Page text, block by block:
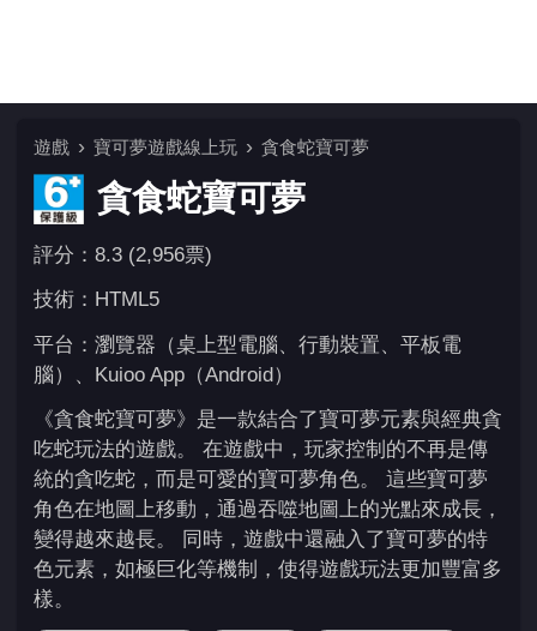
遊戲 寶可夢遊戲線上玩 貪食蛇寶可夢
貪食蛇寶可夢
評分：8.3 (2,956票)
技術：HTML5
平台：瀏覽器（桌上型電腦、行動裝置、平板電
腦）、Kuioo App（Android）
《貪食蛇寶可夢》是一款結合了寶可夢元素與經典貪
吃蛇玩法的遊戲。 在遊戲中，玩家控制的不再是傳
統的貪吃蛇，而是可愛的寶可夢角色。 這些寶可夢
角色在地圖上移動，通過吞噬地圖上的光點來成長，
變得越來越長。 同時，遊戲中還融入了寶可夢的特
色元素，如極巨化等機制，使得遊戲玩法更加豐富多
樣。